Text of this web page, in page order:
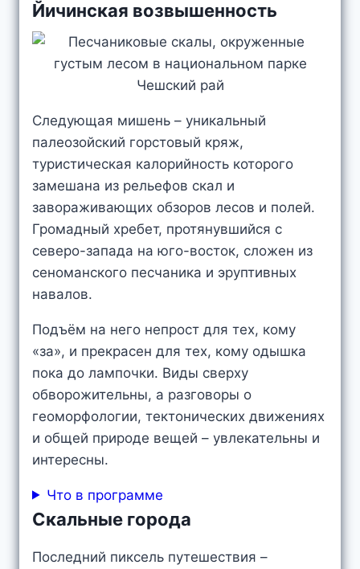
Йичинская возвышенность
Следующая мишень – уникальный
палеозойский горстовый кряж,
туристическая калорийность которого
замешана из рельефов скал и
завораживающих обзоров лесов и полей.
Громадный хребет, протянувшийся с
северо-запада на юго-восток, сложен из
сеноманского песчаника и эруптивных
навалов.
Подъём на него непрост для тех, кому
«за», и прекрасен для тех, кому одышка
пока до лампочки. Виды сверху
обворожительны, а разговоры о
геоморфологии, тектонических движениях
и общей природе вещей – увлекательны и
интересны.
Что в программе
Скальные города
Последний пиксель путешествия –